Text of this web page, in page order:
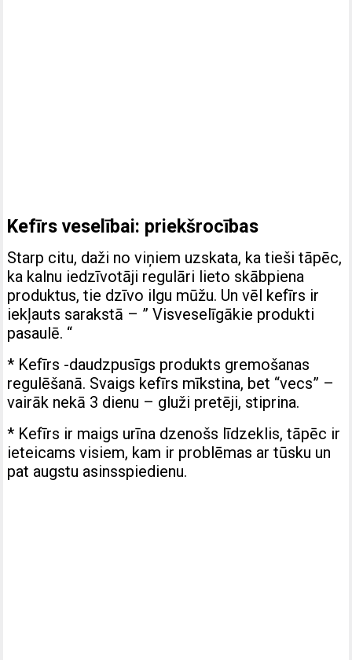
Kefīrs veselībai: priekšrocības
Starp citu, daži no viņiem uzskata, ka tieši tāpēc,
ka kalnu iedzīvotāji regulāri lieto skābpiena
produktus, tie dzīvo ilgu mūžu. Un vēl kefīrs ir
iekļauts sarakstā – ” Visveselīgākie produkti
pasaulē. “
* Kefīrs -daudzpusīgs produkts gremošanas
regulēšanā. Svaigs kefīrs mīkstina, bet “vecs” –
vairāk nekā 3 dienu – gluži pretēji, stiprina.
* Kefīrs ir maigs urīna dzenošs līdzeklis, tāpēc ir
ieteicams visiem, kam ir problēmas ar tūsku un
pat augstu asinsspiedienu.